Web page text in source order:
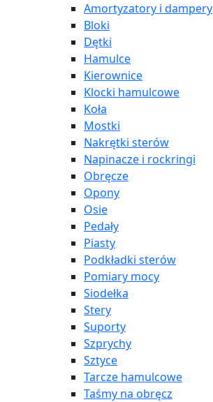
Amortyzatory i dampery
Bloki
Dętki
Hamulce
Kierownice
Klocki hamulcowe
Koła
Mostki
Nakrętki sterów
Napinacze i rockringi
Obręcze
Opony
Osie
Pedały
Piasty
Podkładki sterów
Pomiary mocy
Siodełka
Stery
Suporty
Szprychy
Sztyce
Tarcze hamulcowe
Taśmy na obręcz